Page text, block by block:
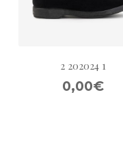
2 202024 1
0,00€